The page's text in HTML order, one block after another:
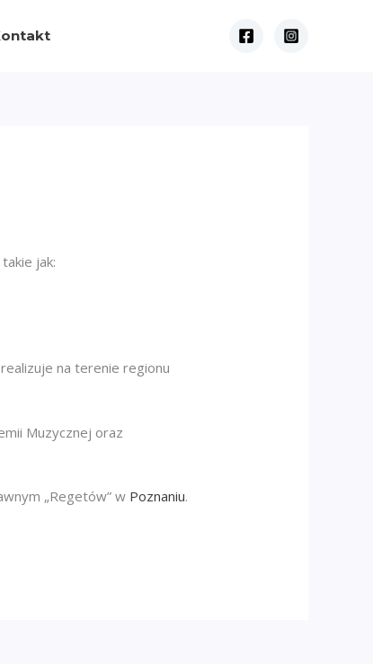
jak:
na terenie regionu
Muzycznej oraz
„Regetów” w Poznaniu.